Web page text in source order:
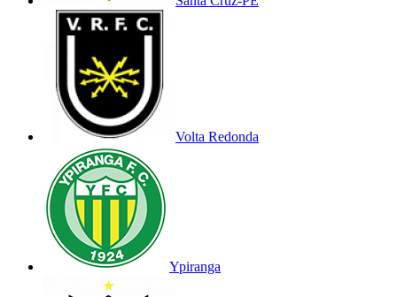
Volta Redonda
Ypiranga